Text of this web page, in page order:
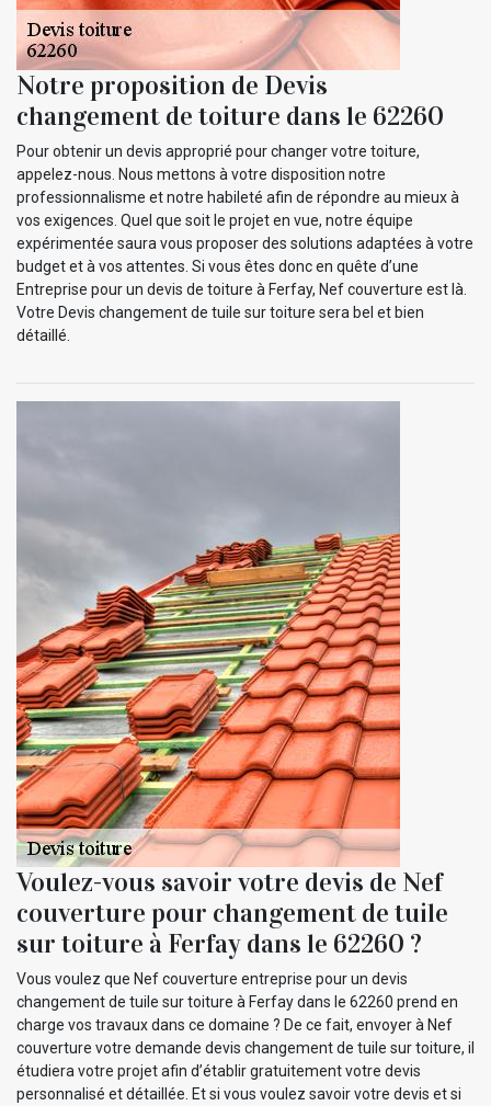
Notre proposition de Devis
changement de toiture dans le 62260
Pour obtenir un devis approprié pour changer votre toiture,
appelez-nous. Nous mettons à votre disposition notre
professionnalisme et notre habileté afin de répondre au mieux à
vos exigences. Quel que soit le projet en vue, notre équipe
expérimentée saura vous proposer des solutions adaptées à votre
budget et à vos attentes. Si vous êtes donc en quête d’une
Entreprise pour un devis de toiture à Ferfay, Nef couverture est là.
Votre Devis changement de tuile sur toiture sera bel et bien
détaillé.
Voulez-vous savoir votre devis de Nef
couverture pour changement de tuile
sur toiture à Ferfay dans le 62260 ?
Vous voulez que Nef couverture entreprise pour un devis
changement de tuile sur toiture à Ferfay dans le 62260 prend en
charge vos travaux dans ce domaine ? De ce fait, envoyer à Nef
couverture votre demande devis changement de tuile sur toiture, il
étudiera votre projet afin d’établir gratuitement votre devis
personnalisé et détaillée. Et si vous voulez savoir votre devis et si